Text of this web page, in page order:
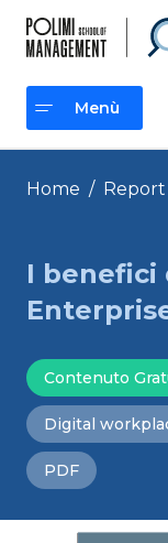
contenuto
Menù
Menù
Home / Report
I benefici
Contenuto
Digital
PDF